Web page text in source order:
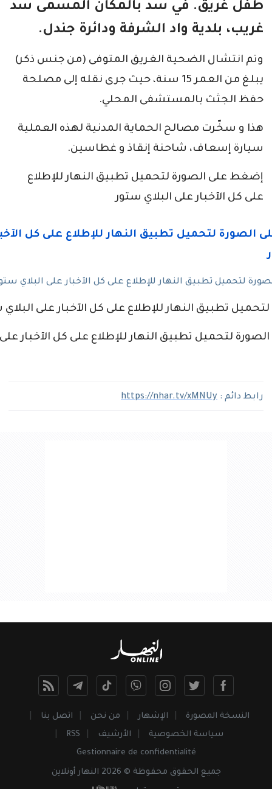
طفل غريق. في سد بالمكان المسمى سد
غريب، بلدية واد الشرفة ودائرة جندل.
وتم انتشال الضحية الغريق المتوفى (من جنس ذكر)
يبلغ من العمر 15 سنة، حيث جرى نقله إلى مصلحة
حفظ الجثث بالمستشفى المحلي.
هذا و سخّرت مصالح الحماية المدنية لهذه العملية
سيارة إسعاف، شاحنة إنقاذ و غطاسين.
إضغط على الصورة لتحميل تطبيق النهار للإطلاع
على كل الآخبار على البلاي ستور
لتحميل تطبيق النهار للإطلاع على كل الآخبار على البلاي
تطبيق النهار للإطلاع على كل الآخبار على
لتحميل تطبيق النهار للإطلاع على كل الآخبار على
رابط دائم : https://nhar.tv/xMNUy
النسخة المصورة الإشهار من نحن
اتصل بنا
سياسة الخصوصية
الأرشيف
RSS
Gestionnaire de confidentialité
جميع الحقوق محفوظة © 2026 النهار أونلاين